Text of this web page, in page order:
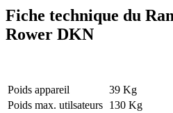
Fiche technique du
Rower DKN
Poids appareil
39 Kg
Poids max. utilsateurs 130 Kg